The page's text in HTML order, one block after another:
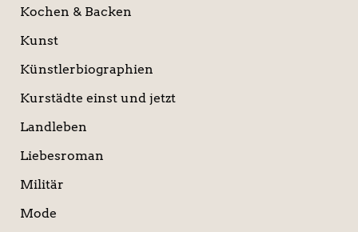
Kochen & Backen
Kunst
Künstlerbiographien
Kurstädte einst und jetzt
Landleben
Liebesroman
Militär
Mode